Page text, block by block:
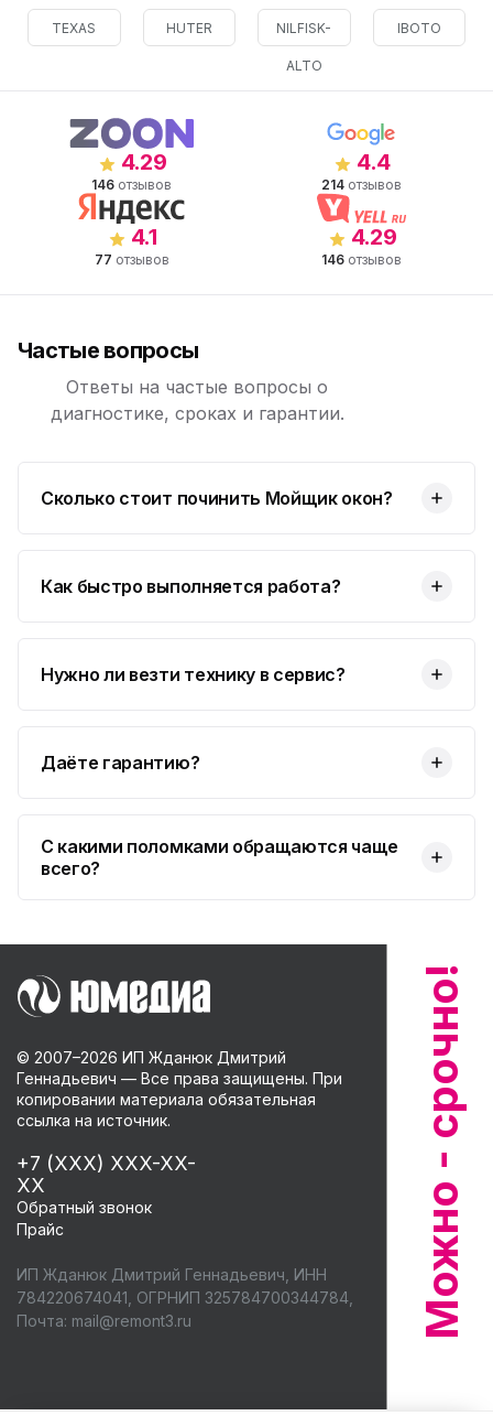
TEXAS HUTER NILFISK-
ALTO
IBOTO
4.29
146 отзывов
4.4
214 отзывов
4.1
77 отзывов
4.29
146 отзывов
Частые вопросы
Ответы на частые вопросы о
диагностике, сроках и гарантии.
Сколько стоит починить Мойщик окон?
Как быстро выполняется работа?
Нужно ли везти технику в сервис?
Даёте гарантию?
С какими поломками обращаются чаще
всего?
© 2007–2026 ИП Жданюк Дмитрий
Геннадьевич — Все права защищены. При
копировании материала обязательная
ссылка на источник.
+7 (XXX) XXX-XX-
XX
Обратный звонок
Прайс
ИП Жданюк Дмитрий Геннадьевич, ИНН
784220674041, ОГРНИП 325784700344784,
Почта: mail@remont3.ru